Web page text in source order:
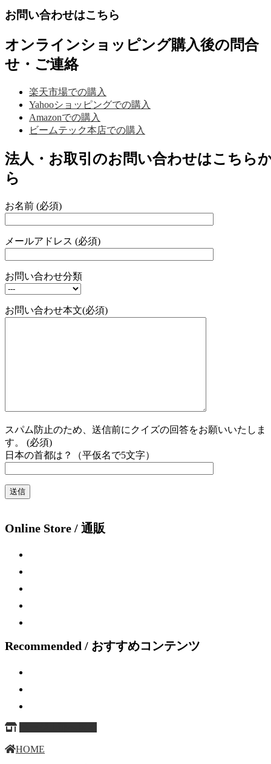
お問い合わせはこちら
オンラインショッピング購入後の問合
せ・ご連絡
楽天市場での購入
Yahooショッピングでの購入
Amazonでの購入
ビームテック本店での購入
法人・お取引のお問い合わせはこちら
ら
お名前 (必須)
メールアドレス (必須)
お問い合わせ分類
お問い合わせ本文(必須)
スパム防止のため、送信前にクイズの回答をお願いいたしま
す。 (必須)
日本の首都は？（平仮名で5文字）
Online Store / 通販
Recommended / おすすめコンテンツ
HOME